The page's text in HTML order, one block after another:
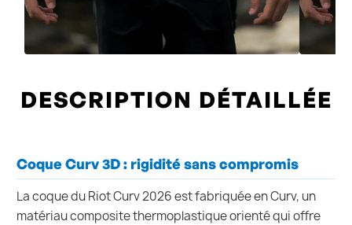
DESCRIPTION DÉTAILLÉE
Coque Curv 3D : rigidité sans compromis
La coque du Riot Curv 2026 est fabriquée en Curv, un
matériau composite thermoplastique orienté qui offre